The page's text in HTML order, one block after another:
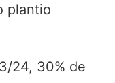
plantio
24, 30% de